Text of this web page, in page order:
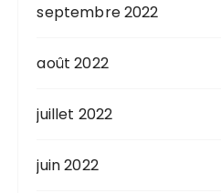
septembre 2022
août 2022
juillet 2022
juin 2022